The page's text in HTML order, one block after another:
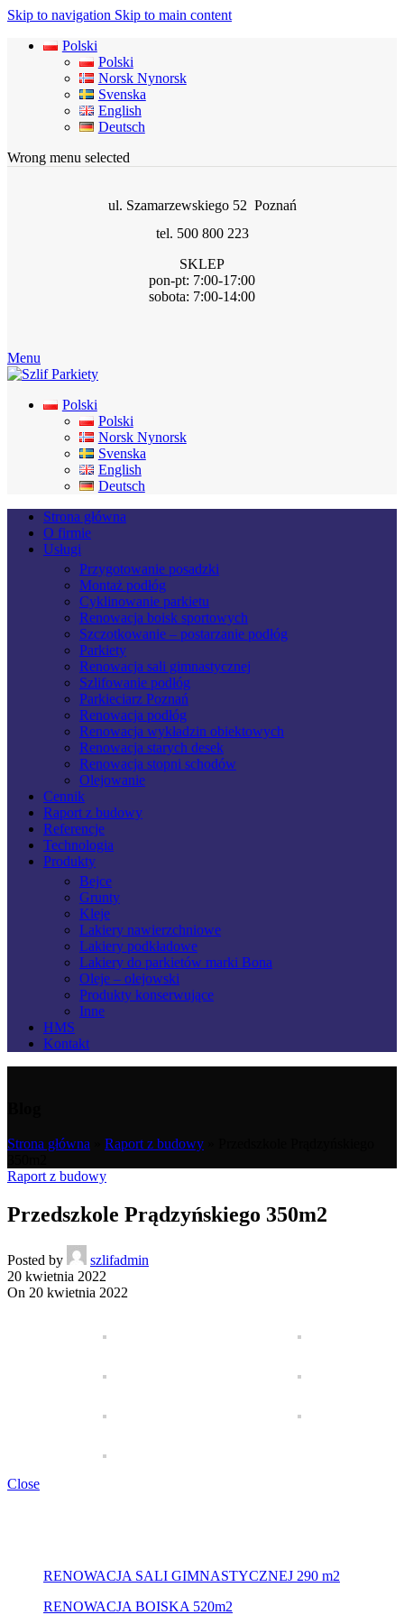
Skip to navigation Skip to main content
Polski
Polski
Norsk Nynorsk
Svenska
English
Deutsch
Wrong menu selected
ul. Szamarzewskiego 52 Poznań
tel. 500 800 223
SKLEP
pon-pt: 7:00-17:00
sobota: 7:00-14:00
Menu
Polski
Polski
Norsk Nynorsk
Svenska
English
Deutsch
Strona główna
O firmie
Usługi
Przygotowanie posadzki
Montaż podłóg
Cyklinowanie parkietu
Renowacja boisk sportowych
Szczotkowanie – postarzanie podłóg
Parkiety
Renowacja sali gimnastycznej
Szlifowanie podłóg
Parkieciarz Poznań
Renowacja podłóg
Renowacja wykładzin obiektowych
Renowacja starych desek
Renowacja stopni schodów
Olejowanie
Cennik
Raport z budowy
Referencje
Technologia
Produkty
Bejce
Grunty
Kleje
Lakiery nawierzchniowe
Lakiery podkładowe
Lakiery do parkietów marki Bona
Oleje – olejowski
Produkty konserwujące
Inne
HMS
Kontakt
Strona główna Raport z budowy
Raport z budowy
Przedszkole Prądzyńskiego 350m2
Posted by
szlifadmin
20 kwietnia 2022
On 20 kwietnia 2022
Close
RENOWACJA SALI GIMNASTYCZNEJ 290 m2
RENOWACJA BOISKA 520m2